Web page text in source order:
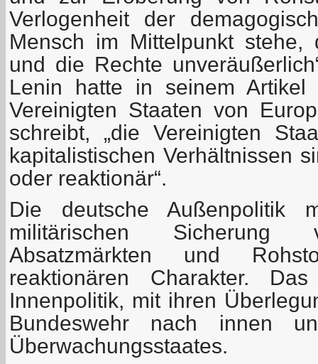
Verlogenheit der
Mensch im Mittelpunkt stehe,
und die Rechte
Lenin hatte in seinem
Vereinigten Staaten von
schreibt, „die Vereinigten
kapitalistischen Verhältnissen
oder reaktionär“.
Die deutsche Außenpolitik
militärischen Sicherung
Absatzmärkten und
reaktionären Charakter.
Innenpolitik, mit ihren
Bundeswehr nach innen
Überwachungsstaates.